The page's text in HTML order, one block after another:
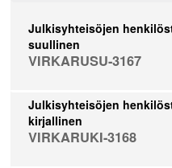
Julkisyhteisöjen
suullinen
VIRKARUSU-3167
Julkisyhteisöjen
kirjallinen
VIRKARUKI-3168